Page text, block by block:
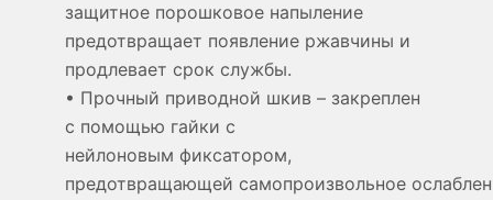
защитное порошковое напыление
предотвращает появление ржавчины и
продлевает срок службы.
• Прочный приводной шкив – закреплен
с помощью гайки с
нейлоновым фиксатором,
предотвращающей самопроизвольное